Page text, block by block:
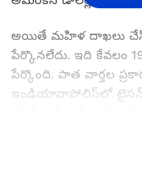
అయితే మహిళ దాఖలు
పేర్కొనలేదు. ఇది కేవలం
పేర్కొంది. పాత వార్తల
ఇండియానాపోలిస్‌లో టైసన్